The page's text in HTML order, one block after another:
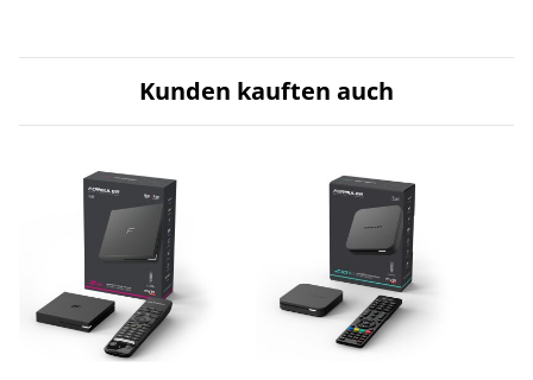
Kunden kauften auch